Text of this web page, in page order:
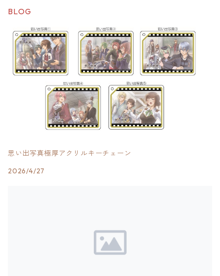
BLOG
思い出写真極厚アクリルキーチェーン
2026/4/27